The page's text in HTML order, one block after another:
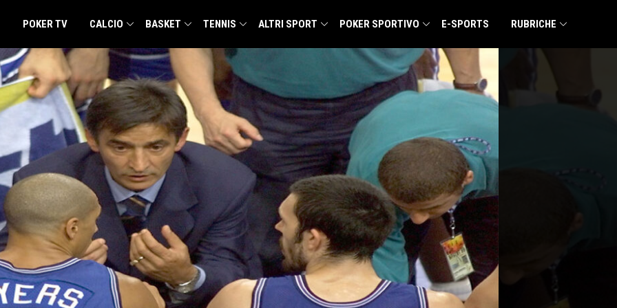
POKER TV CALCIO BASKET TENNIS ALTRI SPORT POKER SPORTIVO E-SPORTS RUBRICHE